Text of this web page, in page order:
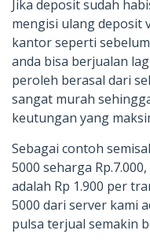
Jika deposit sudah
mengisi ulang deposit
kantor seperti
anda bisa berjualan
peroleh berasal dari
sangat murah
keutungan yang
Sebagai contoh
5000 seharga
adalah Rp 1.900 per
5000 dari server kami
pulsa terjual semakin